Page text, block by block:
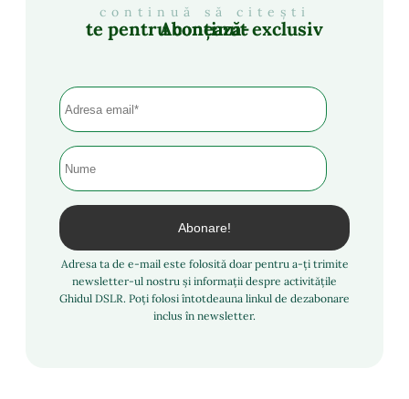
continuă să citești
Abonează-te pentru conținut exclusiv
Adresa ta de e-mail este folosită doar pentru a-ți trimite
newsletter-ul nostru și informații despre activitățile
Ghidul DSLR. Poți folosi întotdeauna linkul de dezabonare
inclus în newsletter.